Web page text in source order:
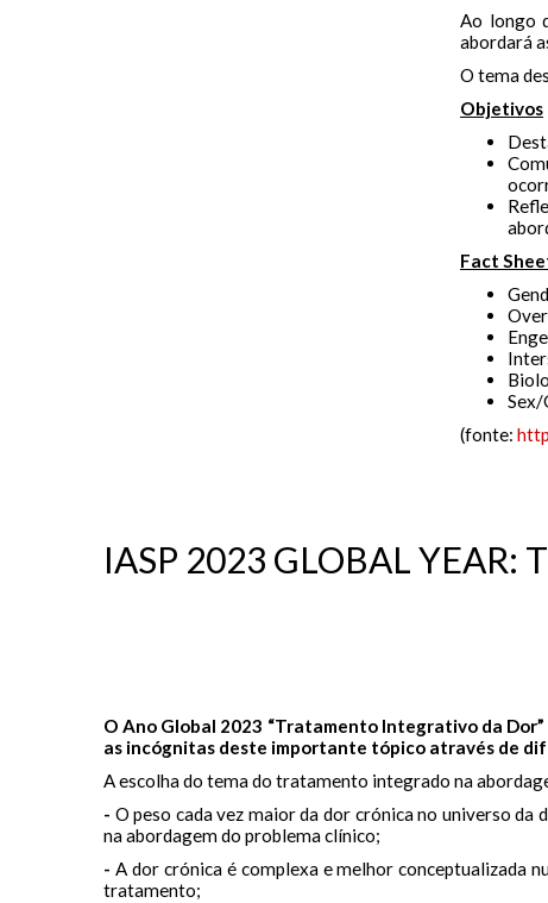
Ao longo
abordará
O tema
Objetivos
Fact
Sex/
(fonte:
IASP 2023 GLOBAL YEAR:
O Ano Global 2023 “Tratamento Integrativo da
as incógnitas deste importante tópico através de
A escolha do tema do tratamento integrado na
- O peso cada vez maior da dor crónica no universo
na abordagem do problema clínico;
- A dor crónica é complexa e melhor conceptualizada
tratamento;